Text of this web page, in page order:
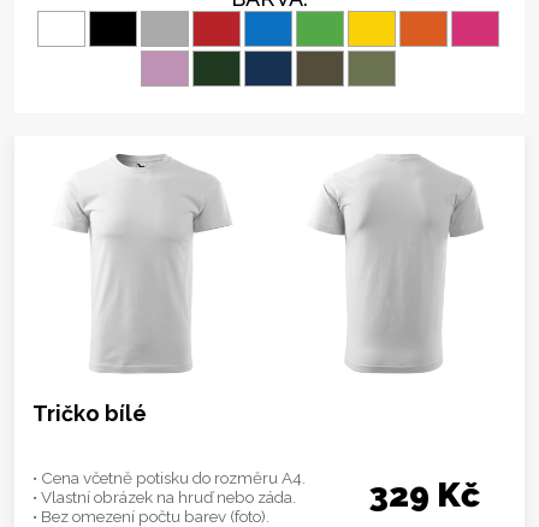
Tričko bílé
• Cena včetně potisku do rozměru A4.
• Vlastní obrázek na hruď nebo záda.
• Bez omezení počtu barev (foto).
329 Kč